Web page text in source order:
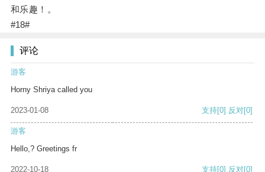
和乐趣！。
#18#
评论
游客
Horny Shriya called you
2023-01-08 支持[0] 反对[0]
游客
Hello,? Greetings fr
2022-10-18 支持[0] 反对[0]